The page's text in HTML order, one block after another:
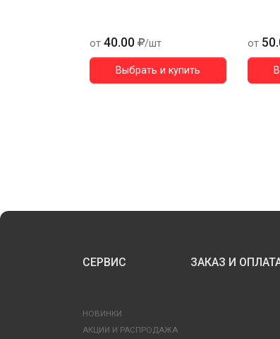
от 40.00 /шт
Выбрать и купить
от
СЕРВИС ЗАКАЗ И
НОВИНКИ
АКЦИИ И РАСПРОДАЖА